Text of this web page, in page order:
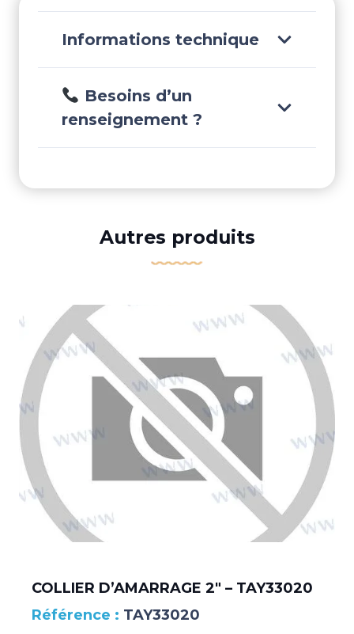
Informations technique
Besoins d’un
renseignement ?
Autres produits
COLLIER D’AMARRAGE 2″ – TAY33020
TAY33020